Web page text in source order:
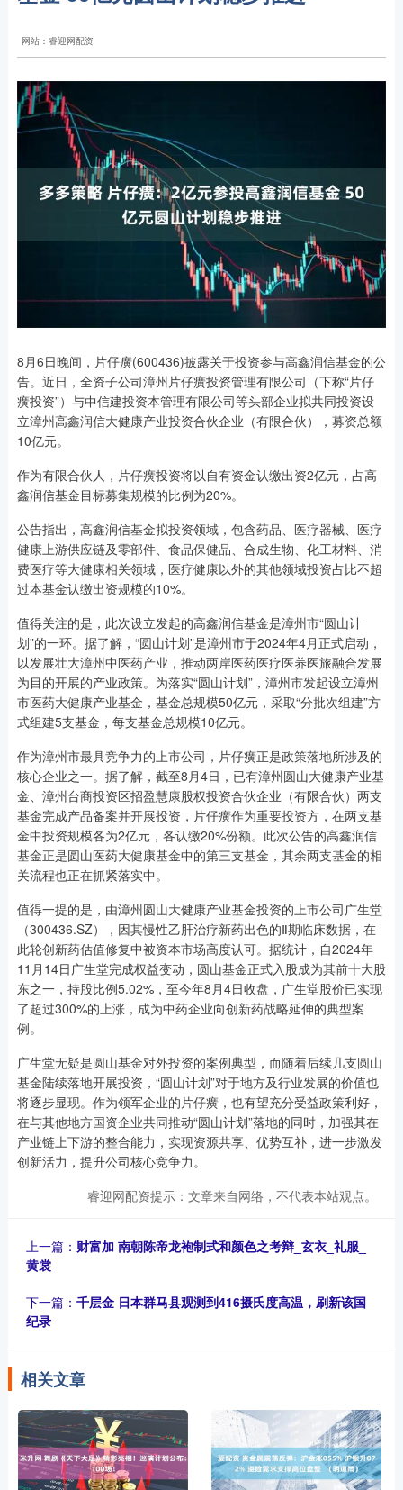
网站：睿迎网配资
8月6日晚间，片仔癀(600436)披露关于投资参与高鑫润信基金的公
告。近日，全资子公司漳州片仔癀投资管理有限公司（下称“片仔
癀投资”）与中信建投资本管理有限公司等头部企业拟共同投资设
立漳州高鑫润信大健康产业投资合伙企业（有限合伙），募资总额
10亿元。
作为有限合伙人，片仔癀投资将以自有资金认缴出资2亿元，占高
鑫润信基金目标募集规模的比例为20%。
公告指出，高鑫润信基金拟投资领域，包含药品、医疗器械、医疗
健康上游供应链及零部件、食品保健品、合成生物、化工材料、消
费医疗等大健康相关领域，医疗健康以外的其他领域投资占比不超
过本基金认缴出资规模的10%。
值得关注的是，此次设立发起的高鑫润信基金是漳州市“圆山计
划”的一环。据了解，“圆山计划”是漳州市于2024年4月正式启动，
以发展壮大漳州中医药产业，推动两岸医药医疗医养医旅融合发展
为目的开展的产业政策。为落实“圆山计划”，漳州市发起设立漳州
市医药大健康产业基金，基金总规模50亿元，采取“分批次组建”方
式组建5支基金，每支基金总规模10亿元。
作为漳州市最具竞争力的上市公司，片仔癀正是政策落地所涉及的
核心企业之一。据了解，截至8月4日，已有漳州圆山大健康产业基
金、漳州台商投资区招盈慧康股权投资合伙企业（有限合伙）两支
基金完成产品备案并开展投资，片仔癀作为重要投资方，在两支基
金中投资规模各为2亿元，各认缴20%份额。此次公告的高鑫润信
基金正是圆山医药大健康基金中的第三支基金，其余两支基金的相
关流程也正在抓紧落实中。
值得一提的是，由漳州圆山大健康产业基金投资的上市公司广生堂
（300436.SZ），因其慢性乙肝治疗新药出色的Ⅱ期临床数据，在
此轮创新药估值修复中被资本市场高度认可。据统计，自2024年
11月14日广生堂完成权益变动，圆山基金正式入股成为其前十大股
东之一，持股比例5.02%，至今年8月4日收盘，广生堂股价已实现
了超过300%的上涨，成为中药企业向创新药战略延伸的典型案
例。
广生堂无疑是圆山基金对外投资的案例典型，而随着后续几支圆山
基金陆续落地开展投资，“圆山计划”对于地方及行业发展的价值也
将逐步显现。作为领军企业的片仔癀，也有望充分受益政策利好，
在与其他地方国资企业共同推动“圆山计划”落地的同时，加强其在
产业链上下游的整合能力，实现资源共享、优势互补，进一步激发
创新活力，提升公司核心竞争力。
睿迎网配资提示：文章来自网络，不代表本站观点。
上一篇： 财富加 南朝陈帝龙袍制式和颜色之考辩_玄衣_礼服_
黄裳
下一篇： 千层金 日本群马县观测到416摄氏度高温，刷新该国
纪录
相关文章